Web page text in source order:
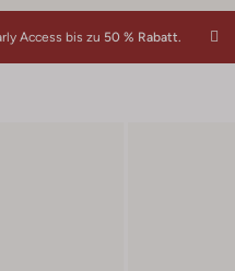
Access bis zu 50 % Rabatt.